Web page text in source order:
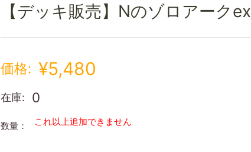
【デッキ販売】Nのゾロアークex
価格: ¥5,480
在庫: 0
数量： これ以上追加できません